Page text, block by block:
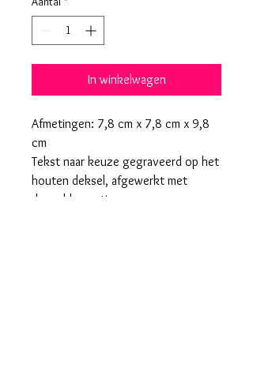
In winkelwagen
Afmetingen: 7,8 cm x 7,8 cm x 9,8
cm
Tekst naar keuze gegraveerd op het
houten deksel, afgewerkt met
droogbloemetjes.